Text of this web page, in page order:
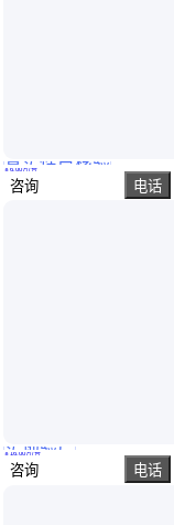
二手 河面清理船 割草船 整体设计合理 操作简单灵活 装载
真实性已核验
￥6.00万/台
咨询 电话
割草船生产厂家及型号 全自动型 用于水草 水葫芦收割 洁科
实地验厂
￥16.00万/台
咨询 电话